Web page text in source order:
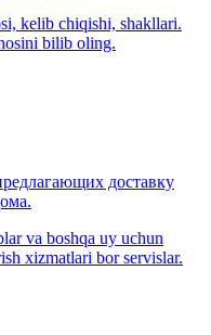
kelib chiqishi, shakllari.
bilib oling.
доставку
va boshqa uy uchun
xizmatlari bor servislar.